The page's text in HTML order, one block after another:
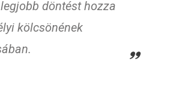
döntést hozza
kölcsönének